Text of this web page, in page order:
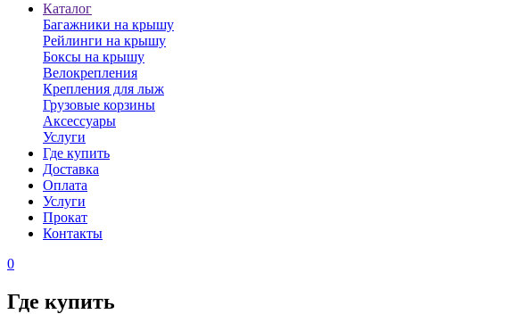
Каталог
Багажники на крышу
Рейлинги на крышу
Боксы на крышу
Велокрепления
Крепления для лыж
Грузовые корзины
Аксессуары
Услуги
Где купить
Доставка
Оплата
Услуги
Прокат
Контакты
0
Где купить